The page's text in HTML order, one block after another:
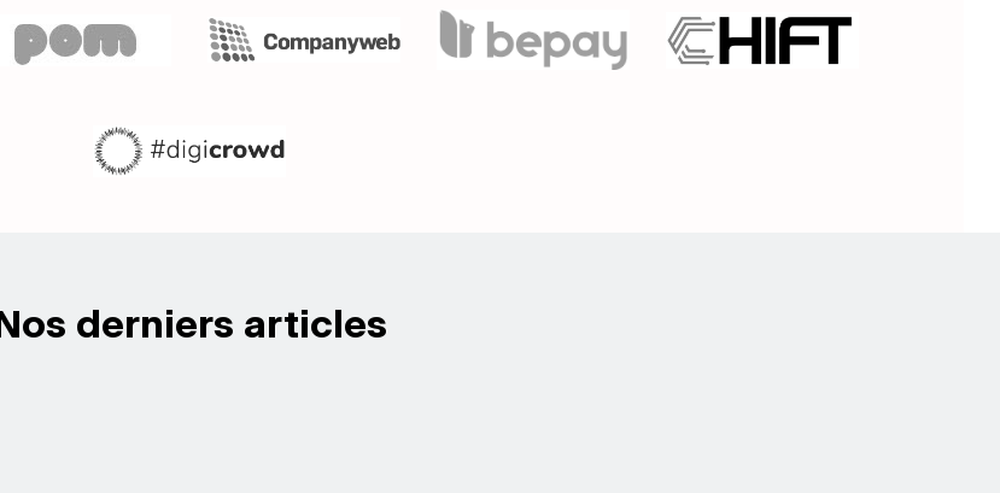
Nos derniers articles